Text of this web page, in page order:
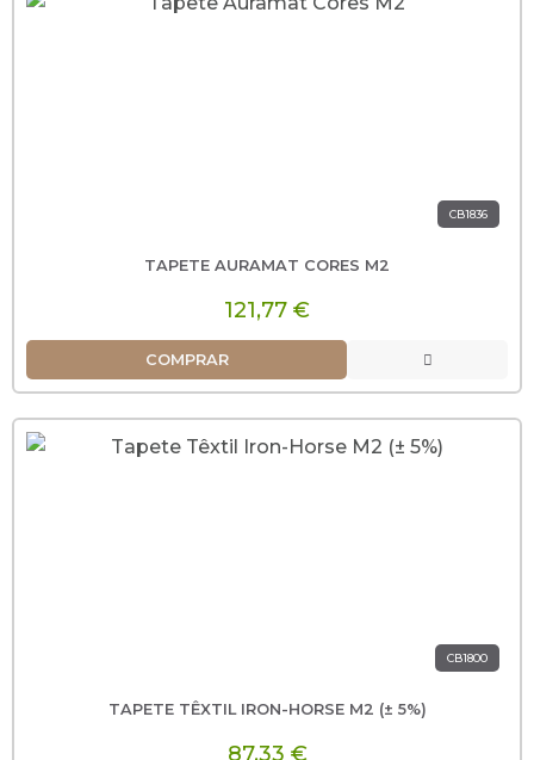
CB1836
TAPETE AURAMAT CORES M2
121,77 €
COMPRAR
CB1800
TAPETE TÊXTIL IRON-HORSE M2 (± 5%)
87,33 €